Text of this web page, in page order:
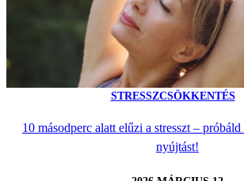
STRESSZCSÖKKENTÉS
10 másodperc alatt elűzi a stresszt –
nyújtást!